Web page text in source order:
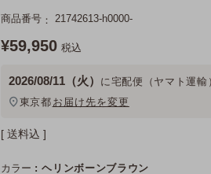
商品番号 21742613-h0000-
¥59,950 税込
2026/08/11（火） に宅配便（ヤマト運輸
東京都 お届け先を変更
送料込
カラー ヘリンボーンブラウン